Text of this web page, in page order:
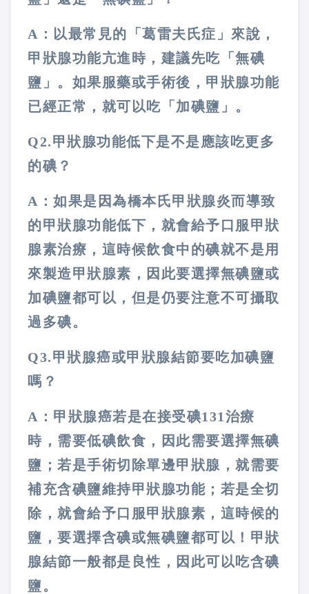
A：以最常見的「葛雷夫氏症」來說，
甲狀腺功能亢進時，建議先吃「無碘
鹽」。如果服藥或手術後，甲狀腺功能
已經正常，就可以吃「加碘鹽」。
Q2.甲狀腺功能低下是不是應該吃更多
的碘？
A：如果是因為橋本氏甲狀腺炎而導致
的甲狀腺功能低下，就會給予口服甲狀
腺素治療，這時候飲食中的碘就不是用
來製造甲狀腺素，因此要選擇無碘鹽或
加碘鹽都可以，但是仍要注意不可攝取
過多碘。
Q3.甲狀腺癌或甲狀腺結節要吃加碘鹽
嗎？
A：甲狀腺癌若是在接受碘131治療
時，需要低碘飲食，因此需要選擇無碘
鹽；若是手術切除單邊甲狀腺，就需要
補充含碘鹽維持甲狀腺功能；若是全切
除，就會給予口服甲狀腺素，這時候的
鹽，要選擇含碘或無碘鹽都可以！甲狀
腺結節一般都是良性，因此可以吃含碘
鹽。